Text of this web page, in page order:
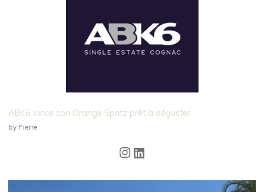
ABK6 lance son Orange Spritz prêt à déguster
by Pierre
Instagram
LinkedIn